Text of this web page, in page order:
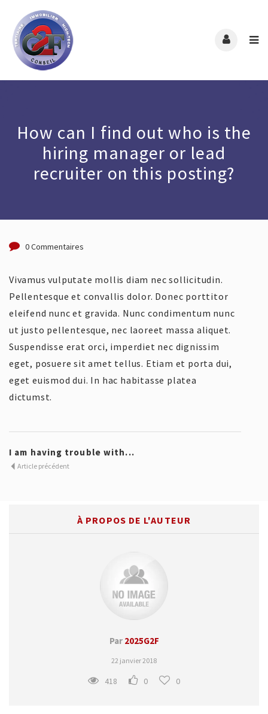
How can I find out who is the
hiring manager or lead
recruiter on this posting?
0 Commentaires
Vivamus vulputate mollis diam nec sollicitudin.
Pellentesque et convallis dolor. Donec porttitor
eleifend nunc et gravida. Nunc condimentum nunc
ut justo pellentesque, nec laoreet massa aliquet.
Suspendisse erat orci, imperdiet nec dignissim
eget, posuere sit amet tellus. Etiam et porta dui,
eget euismod dui. In hac habitasse platea
dictumst.
I am having trouble with...
Article précédent
À PROPOS DE L'AUTEUR
Par 2025G2F
22 janvier 2018
418 0 0